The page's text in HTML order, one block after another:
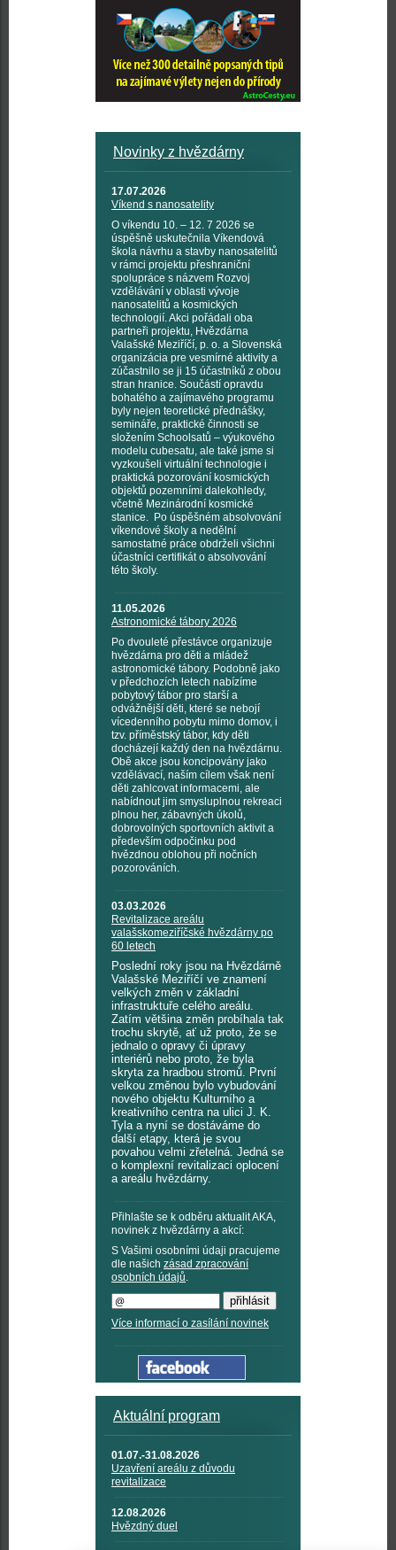
Novinky z hvězdárny
17.07.2026
Víkend s nanosatelity
O víkendu 10. – 12. 7 2026 se
úspěšně uskutečnila Víkendová
škola návrhu a stavby nanosatelitů
v rámci projektu přeshraniční
spolupráce s názvem Rozvoj
vzdělávání v oblasti vývoje
nanosatelitů a kosmických
technologií. Akci pořádali oba
partneři projektu, Hvězdárna
Valašské Meziříčí, p. o. a Slovenská
organizácia pre vesmírné aktivity a
zúčastnilo se ji 15 účastníků z obou
stran hranice. Součástí opravdu
bohatého a zajímavého programu
byly nejen teoretické přednášky,
semináře, praktické činnosti se
složením Schoolsatů – výukového
modelu cubesatu, ale také jsme si
vyzkoušeli virtuální technologie i
praktická pozorování kosmických
objektů pozemními dalekohledy,
včetně Mezinárodní kosmické
stanice. Po úspěšném absolvování
víkendové školy a nedělní
samostatné práce obdrželi všichni
účastníci certifikát o absolvování
této školy.
11.05.2026
Astronomické tábory 2026
Po dvouleté přestávce organizuje
hvězdárna pro děti a mládež
astronomické tábory. Podobně jako
v předchozích letech nabízíme
pobytový tábor pro starší a
odvážnější děti, které se nebojí
vícedenního pobytu mimo domov, i
tzv. příměstský tábor, kdy děti
docházejí každý den na hvězdárnu.
Obě akce jsou koncipovány jako
vzdělávací, naším cílem však není
děti zahlcovat informacemi, ale
nabídnout jim smysluplnou rekreaci
plnou her, zábavných úkolů,
dobrovolných sportovních aktivit a
především odpočinku pod
hvězdnou oblohou při nočních
pozorováních.
03.03.2026
Revitalizace areálu
valašskomeziříčské hvězdárny po
60 letech
Poslední roky jsou na Hvězdárně
Valašské Meziříčí ve znamení
velkých změn v základní
infrastruktuře celého areálu.
Zatím většina změn probíhala tak
trochu skrytě, ať už proto, že se
jednalo o opravy či úpravy
interiérů nebo proto, že byla
skryta za hradbou stromů. První
velkou změnou bylo vybudování
nového objektu Kulturního a
kreativního centra na ulici J. K.
Tyla a nyní se dostáváme do
další etapy, která je svou
povahou velmi zřetelná. Jedná se
o komplexní revitalizaci oplocení
a areálu hvězdárny.
Přihlašte se k odběru aktualit AKA,
novinek z hvězdárny a akcí:
S Vašimi osobními údaji pracujeme
dle našich zásad zpracování
osobních údajů.
Více informací o zasílání novinek
Aktuální program
01.07.-31.08.2026
Uzavření areálu z důvodu
revitalizace
12.08.2026
Hvězdný duel